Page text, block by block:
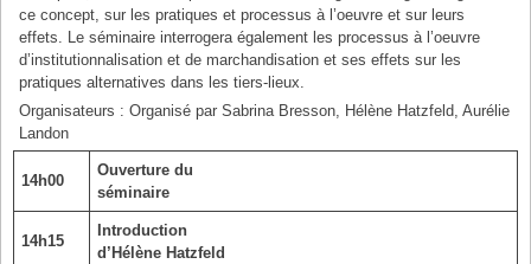
ce concept, sur les pratiques et processus à l’oeuvre et sur leurs
effets. Le séminaire interrogera également les processus à l’oeuvre
d’institutionnalisation et de marchandisation et ses effets sur les
pratiques alternatives dans les tiers-lieux.
Organisateurs : Organisé par Sabrina Bresson, Hélène Hatzfeld, Aurélie
Landon
14h00
Ouverture du
séminaire
14h15
Introduction
d’Hélène Hatzfeld